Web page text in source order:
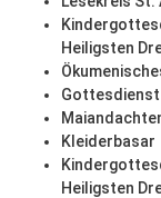
Heiligsten
Gottesdienst
Kleiderbasar
Heiligsten